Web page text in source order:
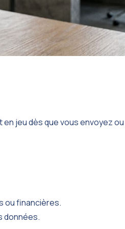
jeu dès que vous envoyez ou
ou financières.
données.